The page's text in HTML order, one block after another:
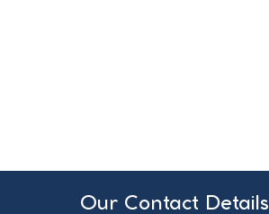
Our Contact Details